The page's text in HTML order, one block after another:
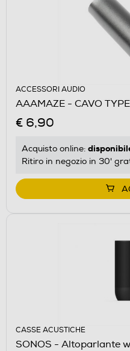
ACCESSORI AUDIO
AAAMAZE - CAVO
€ 6,90
Acquisto online:
Ritiro in negozio in 30'
CASSE ACUSTICHE
SONOS - Altoparlante